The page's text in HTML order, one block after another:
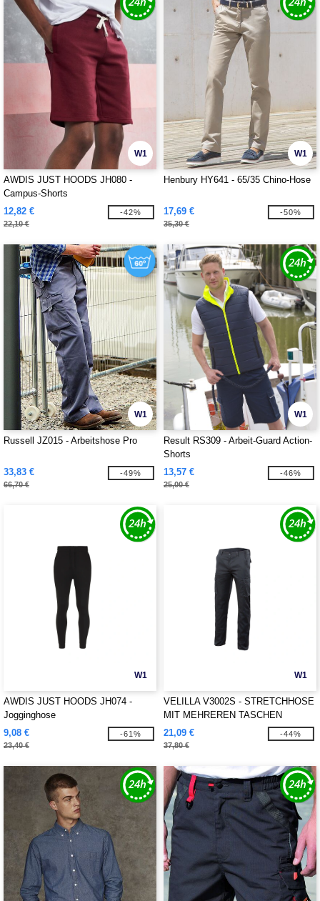
W1
AWDIS JUST HOODS JH080 -
Campus-Shorts
12,82 €
22,10 €
-42%
W1
Henbury HY641 - 65/35 Chino-Hose
17,69 €
35,30 €
-50%
W1
Russell JZ015 - Arbeitshose Pro
33,83 €
66,70 €
-49%
W1
Result RS309 - Arbeit-Guard Action-
Shorts
13,57 €
25,00 €
-46%
W1
AWDIS JUST HOODS JH074 -
Jogginghose
9,08 €
23,40 €
-61%
W1
VELILLA V3002S - STRETCHHOSE
MIT MEHREREN TASCHEN
21,09 €
37,80 €
-44%